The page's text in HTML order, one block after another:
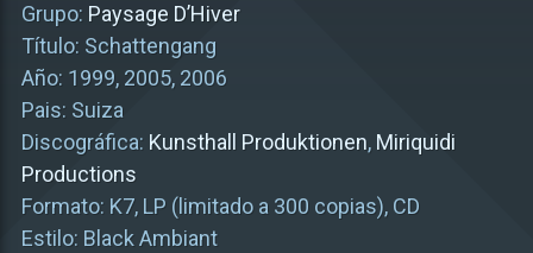
Grupo: Paysage D’Hiver
Título: Schattengang
Año: 1999, 2005, 2006
Pais: Suiza
Discográfica: Kunsthall Produktionen, Miriquidi
Productions
Formato: K7, LP (limitado a 300 copias), CD
Estilo: Black Ambiant